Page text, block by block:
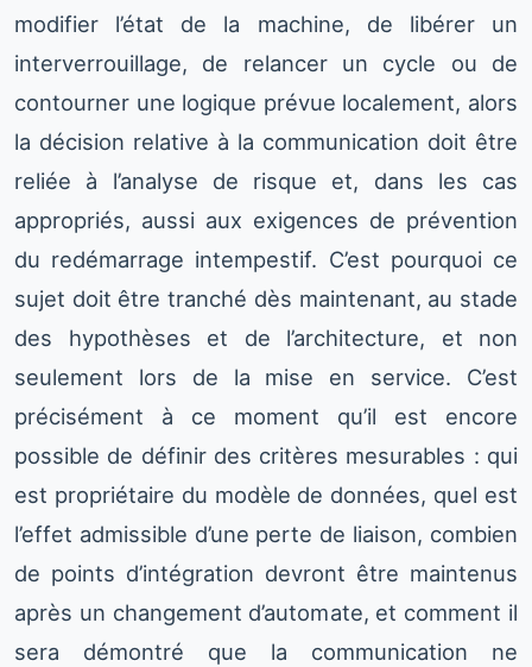
modifier l’état de la machine, de libérer un
interverrouillage, de relancer un cycle ou de
contourner une logique prévue localement, alors
la décision relative à la communication doit être
reliée à l’analyse de risque et, dans les cas
appropriés, aussi aux exigences de prévention
du redémarrage intempestif. C’est pourquoi ce
sujet doit être tranché dès maintenant, au stade
des hypothèses et de l’architecture, et non
seulement lors de la mise en service. C’est
précisément à ce moment qu’il est encore
possible de définir des critères mesurables : qui
est propriétaire du modèle de données, quel est
l’effet admissible d’une perte de liaison, combien
de points d’intégration devront être maintenus
après un changement d’automate, et comment il
sera démontré que la communication ne